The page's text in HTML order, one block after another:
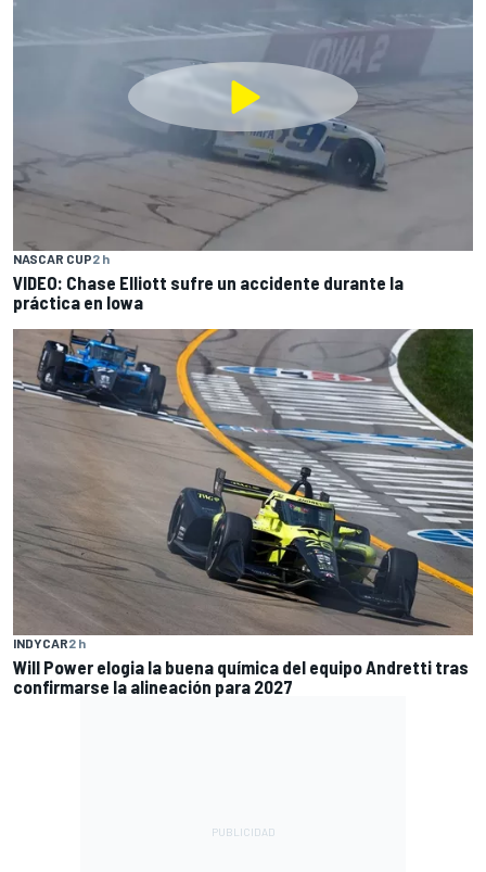
NASCAR CUP2 h
VIDEO: Chase Elliott sufre un accidente durante la
práctica en Iowa
INDYCAR2 h
Will Power elogia la buena química del equipo Andretti tras
confirmarse la alineación para 2027